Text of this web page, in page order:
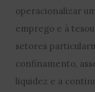
operacionalizar
emprego e à
setores
confinamento,
liquidez e a